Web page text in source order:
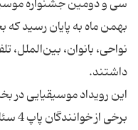
سی و دومین جشنواره
بهمن ماه به پایان رسید
نواحی، بانوان، بین‌الملل،
این رویداد موسیقیایی در